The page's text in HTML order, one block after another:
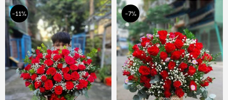
-11% -7%